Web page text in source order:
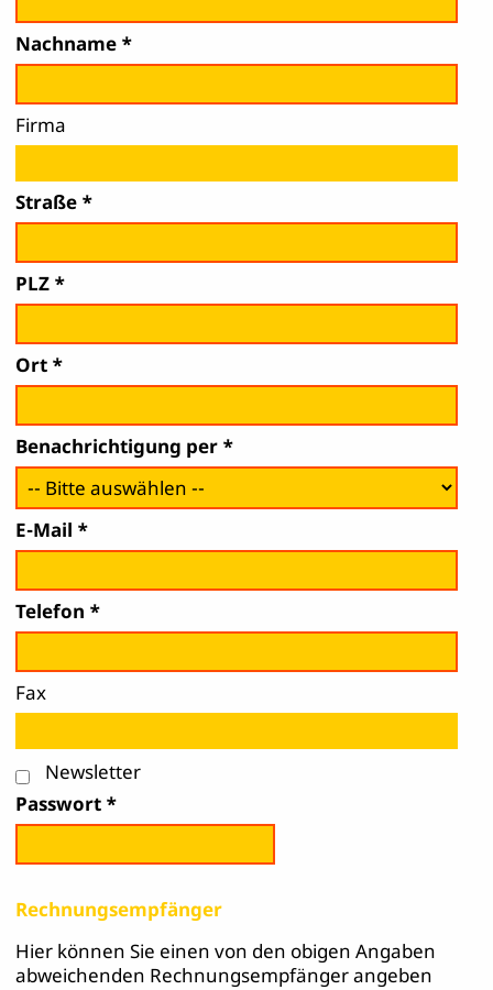
Nachname
Firma
Straße
PLZ
Ort
Benachrichtigung per
E-Mail
Telefon
Fax
Newsletter
Passwort
Rechnungsempfänger
Hier können Sie einen von den obigen Angaben
abweichenden Rechnungsempfänger angeben